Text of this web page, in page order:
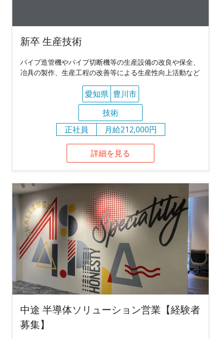
新卒 生産技術
パイプ造管機やパイプ切断機等の生産設備の改良や保全、
冶具の製作、生産工程の改善等による生産性向上活動など
愛知県 豊川市
技術
正社員
月給212,000円
詳細を見る
中途 半導体ソリューション営業【経験者
募集】